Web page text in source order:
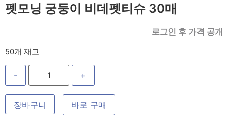
펫모닝 궁둥이 비데펫티슈 30매
로그인 후 가격 공개
50개 재고
- +
장바구니 바로 구매